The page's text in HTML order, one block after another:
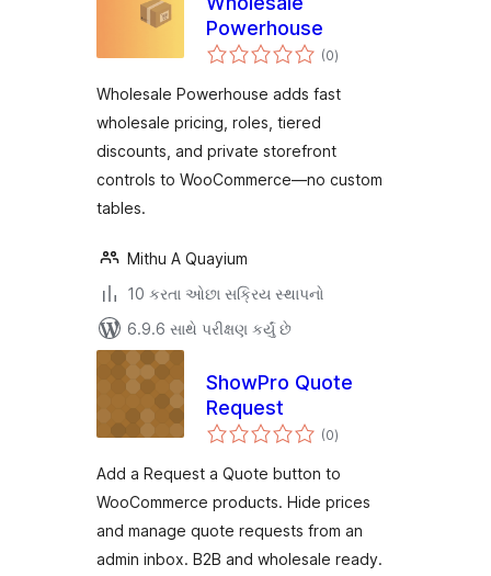
Powerhouse
(0કુલ
રેટિંગ્સ
)
Wholesale Powerhouse adds fast
wholesale pricing, roles, tiered
discounts, and private storefront
controls to WooCommerce—no custom
tables.
Mithu A Quayium
10 કરતા ઓછા સક્રિય સ્થાપનો
6.9.6 સાથે પરીક્ષણ કર્યું છે
ShowPro Quote
Request
(0કુલ
રેટિંગ્સ
)
Add a Request a Quote button to
WooCommerce products. Hide prices
and manage quote requests from an
admin inbox. B2B and wholesale ready.